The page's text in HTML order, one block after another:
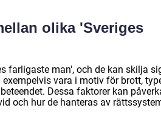
olika 'Sveriges
farligaste man', och de kan skilja
vara i motiv för brott,
Dessa faktorer kan
och hur de hanteras av